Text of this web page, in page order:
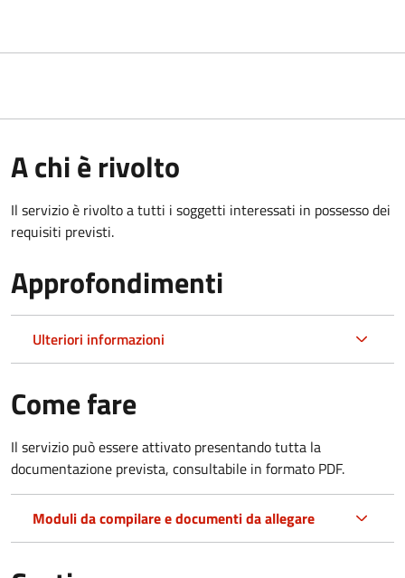
A chi è rivolto
Il servizio è rivolto a tutti i soggetti interessati in possesso dei
requisiti previsti.
Approfondimenti
Ulteriori informazioni
Come fare
Il servizio può essere attivato presentando tutta la
documentazione prevista, consultabile in formato PDF.
Moduli da compilare e documenti da allegare